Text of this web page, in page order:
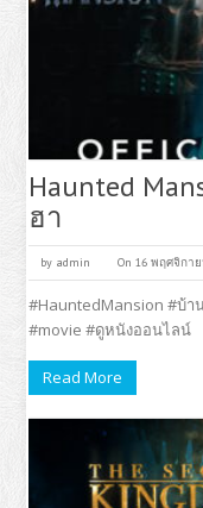
Haunted
ฮา
by admin On 16 พฤศจิกา
#HauntedMansion #บ้า
#movie #ดูหนังออนไลน์
Read More